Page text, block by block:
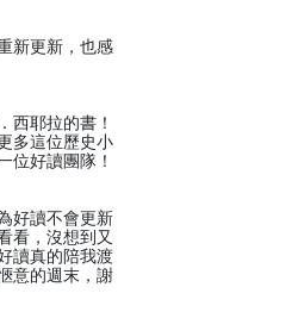
新更新，也感
西耶拉的書！
多這位歷史小
位好讀團隊！
好讀不會更新
看，沒想到又
讀真的陪我渡
意的週末，謝